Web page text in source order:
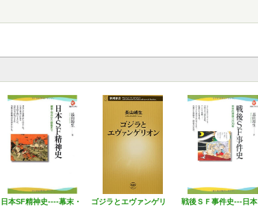
日本SF精神史----幕末・
ゴジラとエヴァンゲリ
戦後ＳＦ事件史---日本